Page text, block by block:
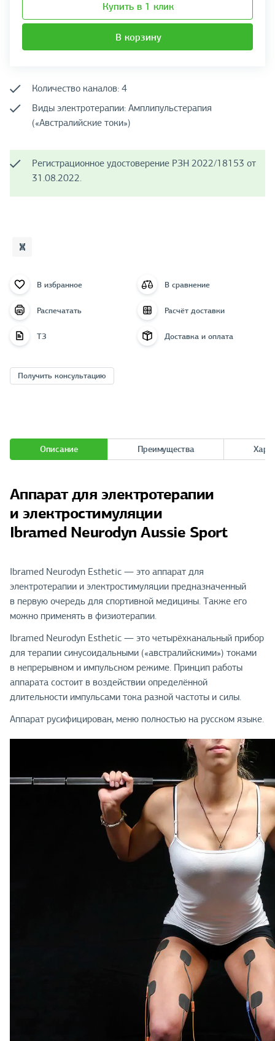
Купить в 1 клик
В корзину
Количество каналов: 4
Виды электротерапии: Амплипульстерапия
(«Австралийские токи»)
Регистрационное удостоверение РЗН 2022/18153 от
31.08.2022.
В избранное В сравнение
Распечатать Расчёт доставки
ТЗ Доставка и оплата
Получить консультацию
Описание Преимущества
Аппарат для электротерапии
и электростимуляции
Ibramed Neurodyn Aussie Sport
Ibramed Neurodyn Esthetic — это аппарат для
электротерапии и электростимуляции предназначенный
в первую очередь для спортивной медицины. Также его
можно применять в физиотерапии.
Ibramed Neurodyn Esthetic — это четырёхканальный прибор
для терапии синусоидальными («австралийскими») токами
в непрерывном и импульсном режиме. Принцип работы
аппарата состоит в воздействии определённой
длительности импульсами тока разной частоты и силы.
Аппарат русифицирован, меню полностью на русском языке.